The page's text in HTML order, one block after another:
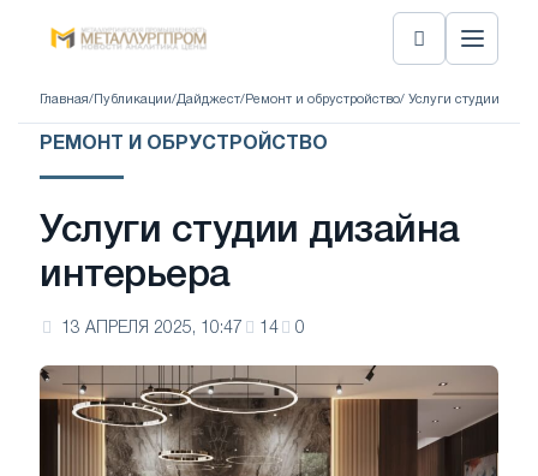
Главная/ Публикации/Дайджест/ Ремонт и обрустройство/ Услуги студии
РЕМОНТ И ОБРУСТРОЙСТВО
Услуги студии дизайна
интерьера
13 АПРЕЛЯ 2025, 10:47 14 0